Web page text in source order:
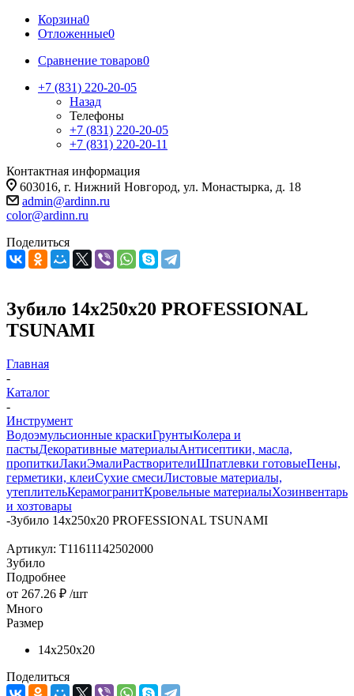
Корзина0
Отложенные0
Сравнение товаров0
+7 (831) 220-20-05
Назад
Телефоны
+7 (831) 220-20-05
+7 (831) 220-20-11
Контактная информация
603016, г. Нижний Новгород, ул. Монастырка, д. 18
admin@ardinn.ru
color@ardinn.ru
Поделиться
Зубило 14x250x20 PROFESSIONAL
TSUNAMI
Главная
-
Каталог
-
Инструмент
Водоэмульсионные краскиГрунтыКолера и
пастыДекоративные материалыАнтисептики, масла,
пропиткиЛакиЭмалиРастворителиШпатлевки готовыеПены,
герметики, клеиСухие смесиЛистовые материалы,
утеплительКерамогранитКровельные материалыХозинвентарь
и хозтовары
-Зубило 14x250x20 PROFESSIONAL TSUNAMI
Артикул: T11611142502000
Зубило
Подробнее
от 267.26 ₽ /шт
Много
Размер
14х250х20
Поделиться